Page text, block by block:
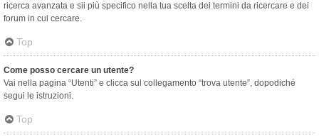
ricerca avanzata e sii più specifico nella tua scelta dei termini da ricercare e dei
forum in cui cercare.
Top
Come posso cercare un utente?
Vai nella pagina “Utenti” e clicca sul collegamento “trova utente”, dopodiché
segui le istruzioni.
Top